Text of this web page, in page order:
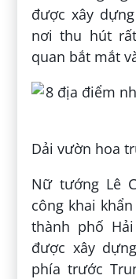
được xây
nơi thu hút
quan bắt mắt
Dải vườn hoa
Nữ tướng Lê
công khai
thành phố
được xây
phía trước